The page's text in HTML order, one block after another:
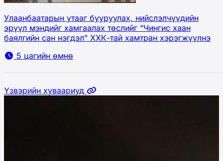
Улаанбаатарын утааг бууруулах, нийслэлчүүдийн
эрүүл мэндийг хамгаалах төслийг “Чингис хаан
баялгийн сан нэгдэл” ХХК-тай хамтран хэрэгжүүлнэ
5 цагийн өмнө
Үзвэрийн хуваариуд